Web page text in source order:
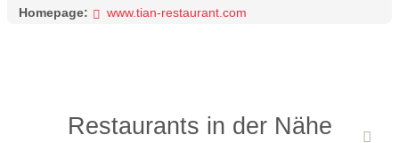
Homepage: www.tian-restaurant.com
Restaurants in der Nähe